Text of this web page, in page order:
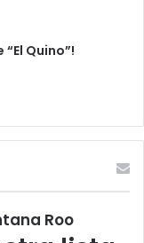
Quino”!
Roo